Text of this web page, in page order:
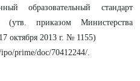
образовательный стандарт
(утв. приказом Министерства
октября 2013 г. № 1155)
prime/doc/70412244/.